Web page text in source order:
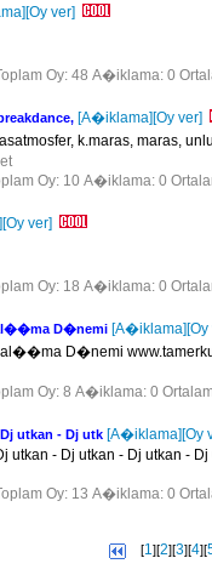
[Oy ver]
Oy: 48 A�iklama: 0
[A�iklama][Oy ver]
k.maras, maras,
Oy: 10 A�iklama: 0
[Oy ver]
Oy: 18 A�iklama: 0
D�nemi [A�iklama][Oy
D�nemi
Oy: 8 A�iklama: 0
utkan - Dj utk [A�iklama][Oy
utkan - Dj utkan - Dj utkan -
Oy: 13 A�iklama: 0
[1][2][3][4][